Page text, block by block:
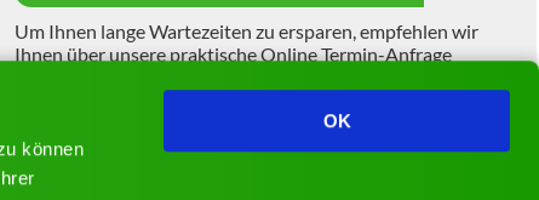
können
OK
Um Ihnen lange Wartezeiten zu ersparen, empfehlen wir
Ihnen über unsere praktische Online Termin-Anfrage
Für Patienten mit akuten Beschwerden halten wir
Notfalltermine bereit, die jeden Tag ab 08:00 Uhr